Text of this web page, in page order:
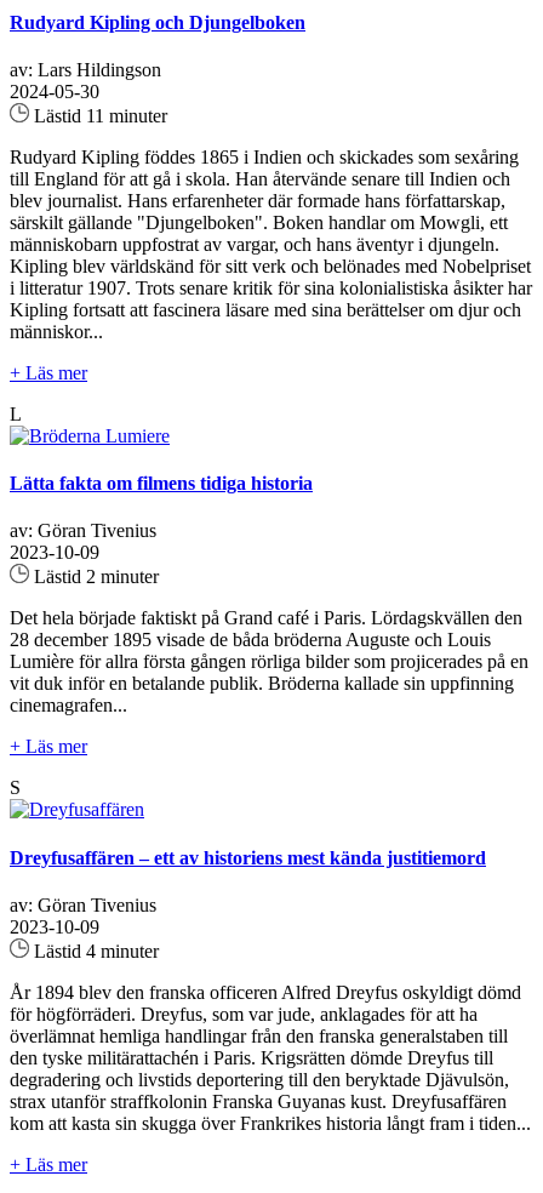
Rudyard Kipling och Djungelboken
av: Lars Hildingson
2024-05-30
Lästid 11 minuter
Rudyard Kipling föddes 1865 i Indien och skickades som sexåring
till England för att gå i skola. Han återvände senare till Indien och
blev journalist. Hans erfarenheter där formade hans författarskap,
särskilt gällande "Djungelboken". Boken handlar om Mowgli, ett
människobarn uppfostrat av vargar, och hans äventyr i djungeln.
Kipling blev världskänd för sitt verk och belönades med Nobelpriset
i litteratur 1907. Trots senare kritik för sina kolonialistiska åsikter har
Kipling fortsatt att fascinera läsare med sina berättelser om djur och
människor...
+ Läs mer
L
Lätta fakta om filmens tidiga historia
av: Göran Tivenius
2023-10-09
Lästid 2 minuter
Det hela började faktiskt på Grand café i Paris. Lördagskvällen den
28 december 1895 visade de båda bröderna Auguste och Louis
Lumière för allra första gången rörliga bilder som projicerades på en
vit duk inför en betalande publik. Bröderna kallade sin uppfinning
cinemagrafen...
+ Läs mer
S
Dreyfusaffären – ett av historiens mest kända justitiemord
av: Göran Tivenius
2023-10-09
Lästid 4 minuter
År 1894 blev den franska officeren Alfred Dreyfus oskyldigt dömd
för högförräderi. Dreyfus, som var jude, anklagades för att ha
överlämnat hemliga handlingar från den franska generalstaben till
den tyske militärattachén i Paris. Krigsrätten dömde Dreyfus till
degradering och livstids deportering till den beryktade Djävulsön,
strax utanför straffkolonin Franska Guyanas kust. Dreyfusaffären
kom att kasta sin skugga över Frankrikes historia långt fram i tiden...
+ Läs mer